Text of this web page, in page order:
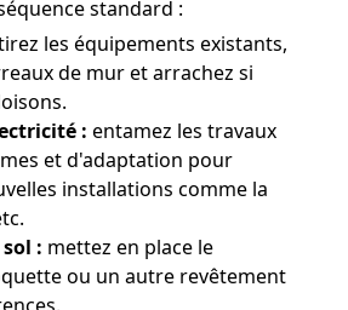
standard :
les équipements existants,
de mur et arrachez si
: entamez les travaux
et d'adaptation pour
installations comme la
: mettez en place le
ou un autre revêtement